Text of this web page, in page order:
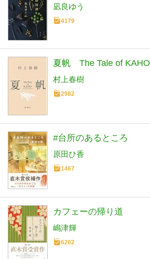
凪良ゆう
4179
夏帆 The Tale of KAHO
村上春樹
2982
#台所のあるところ
原田ひ香
1467
カフェーの帰り道
嶋津輝
6262